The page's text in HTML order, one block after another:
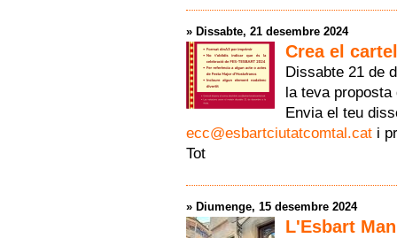
» Dissabte, 21 desembre 2024
Crea el
Dissabte 21 de
la teva
Envia el teu
ecc@esbartciutatcomtal.cat i
Tot
» Diumenge, 15 desembre 2024
L'Esbart